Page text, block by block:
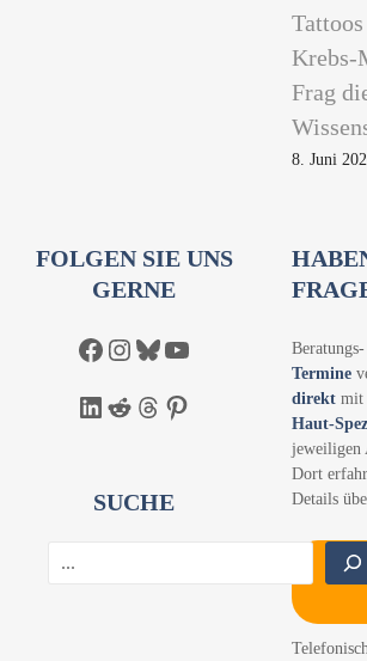
Krebs-
Frag
8. Juni
FOLGEN SIE UNS
GERNE
Facebook Instagram Bluesky YouTube
LinkedIn Reddit Threads Pinterest
SUCHE
Termine
direkt mit
Haut-
jeweiligen
Dort
Details